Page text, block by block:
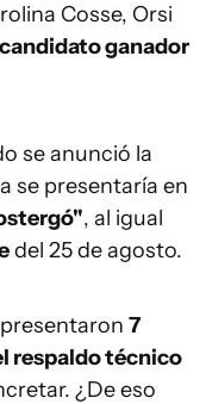
Cosse, Orsi
ganador
se anunció la
se presentaría en
, al igual
del 25 de agosto.
7
respaldo técnico
¿De eso